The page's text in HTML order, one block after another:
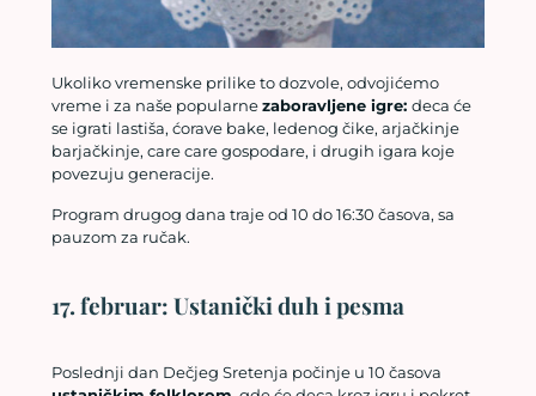
Ukoliko vremenske prilike to dozvole, odvojićemo
vreme i za naše popularnezaboravljene igre: deca će
se igrati lastiša, ćorave bake, ledenog čike, arjačkinje
barjačkinje, care care gospodare, i drugih igara koje
povezuju generacije.
Program drugog dana traje od 10 do 16:30 časova, sa
pauzom za ručak.
17. februar: Ustanički duh i pesma
Poslednji dan Dečjeg Sretenja počinje u 10 časova